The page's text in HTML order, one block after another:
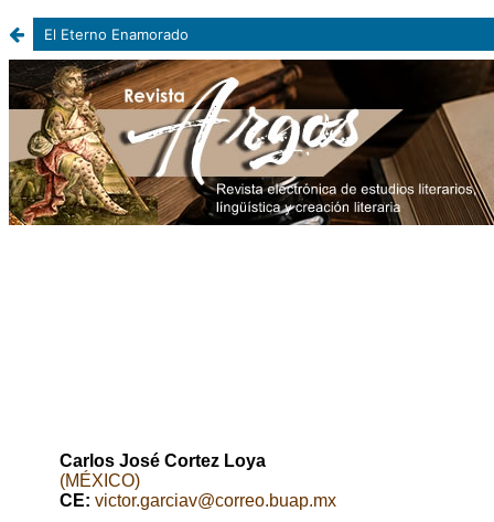
El Eterno Enamorado